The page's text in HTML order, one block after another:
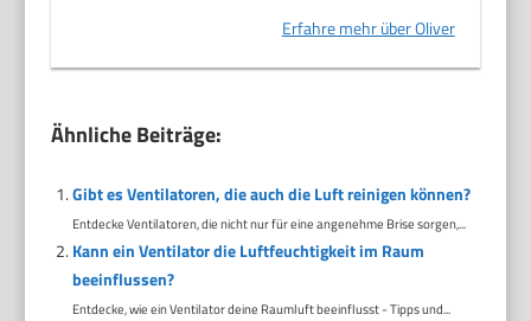
Erfahre mehr über Oliver
Ähnliche Beiträge:
Gibt es Ventilatoren, die auch die Luft reinigen können?
Entdecke Ventilatoren, die nicht nur für eine angenehme Brise sorgen,...
Kann ein Ventilator die Luftfeuchtigkeit im Raum
beeinflussen?
Entdecke, wie ein Ventilator deine Raumluft beeinflusst - Tipps und...